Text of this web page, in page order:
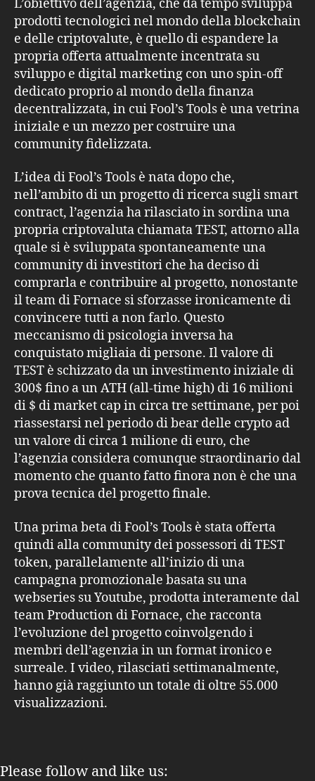
L’obiettivo dell’agenzia, che da tempo sviluppa
prodotti tecnologici nel mondo della blockchain
e delle criptovalute, è quello di espandere la
propria offerta attualmente incentrata su
sviluppo e digital marketing con uno spin-off
dedicato proprio al mondo della finanza
decentralizzata, in cui Fool’s Tools è una vetrina
iniziale e un mezzo per costruire una
community fidelizzata.
L’idea di Fool’s Tools è nata dopo che,
nell’ambito di un progetto di ricerca sugli smart
contract, l’agenzia ha rilasciato in sordina una
propria criptovaluta chiamata TEST, attorno alla
quale si è sviluppata spontaneamente una
community di investitori che ha deciso di
comprarla e contribuire al progetto, nonostante
il team di Fornace si sforzasse ironicamente di
convincere tutti a non farlo. Questo
meccanismo di psicologia inversa ha
conquistato migliaia di persone. Il valore di
TEST è schizzato da un investimento iniziale di
300$ fino a un ATH (all-time high) di 16 milioni
di $ di market cap in circa tre settimane, per poi
riassestarsi nel periodo di bear delle crypto ad
un valore di circa 1 milione di euro, che
l’agenzia considera comunque straordinario dal
momento che quanto fatto finora non è che una
prova tecnica del progetto finale.
Una prima beta di Fool’s Tools è stata offerta
quindi alla community dei possessori di TEST
token, parallelamente all’inizio di una
campagna promozionale basata su una
webseries su Youtube, prodotta interamente dal
team Production di Fornace, che racconta
l’evoluzione del progetto coinvolgendo i
membri dell’agenzia in un format ironico e
surreale. I video, rilasciati settimanalmente,
hanno già raggiunto un totale di oltre 55.000
visualizzazioni.
Please follow and like us: